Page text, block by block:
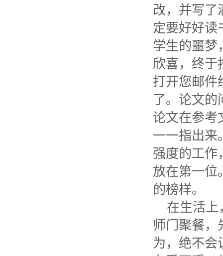
改，并写了
定要好好读
学生的噩梦
欣喜，终于
打开您邮件
了。论文的
论文在参
一一指出来
强度的工作
放在第一位
的榜样。
在生活上
师门聚餐，
为，绝不会